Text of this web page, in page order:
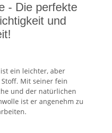
- Die perfekte
und
ein leichter, aber
Mit seiner fein
und der natürlichen
ist er angenehm zu